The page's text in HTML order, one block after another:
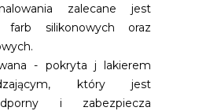
zalecane jest
farb silikonowych oraz
- pokryta j lakierem
który jest
i zabezpiecza